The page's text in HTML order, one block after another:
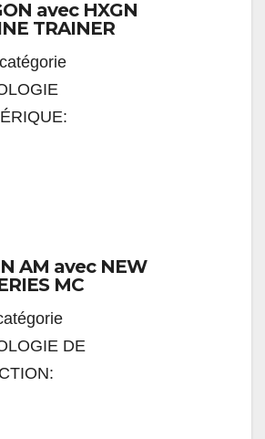
avec HXGN
TRAINER
AM avec NEW
MC
DE